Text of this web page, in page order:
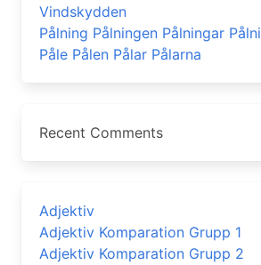
Vindskydden
Pålning Pålningen Pålningar
Påle Pålen Pålar Pålarna
Recent Comments
Adjektiv
Adjektiv Komparation Grupp 1
Adjektiv Komparation Grupp 2